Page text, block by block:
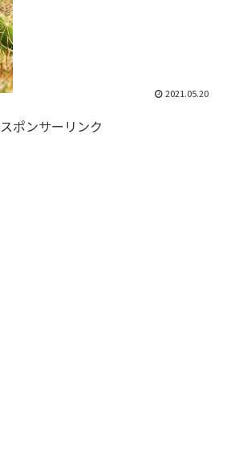
2021.05.20
スポンサーリンク